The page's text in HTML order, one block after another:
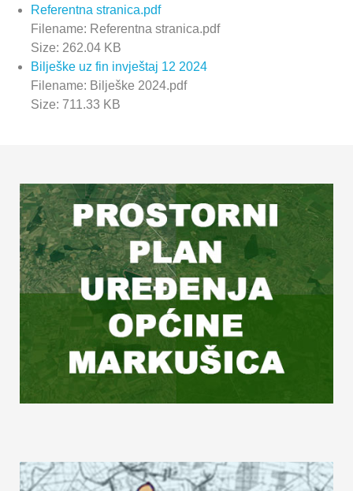
Referentna stranica.pdf
Filename: Referentna stranica.pdf
Size: 262.04 KB
Bilješke uz fin invještaj 12 2024
Filename: Bilješke 2024.pdf
Size: 711.33 KB